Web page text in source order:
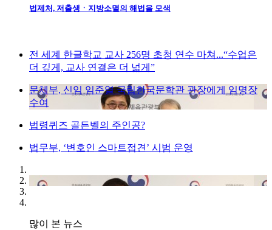
법제처, 저출생ㆍ지방소멸의 해법을 모색
전 세계 한글학교 교사 256명 초청 연수 마쳐...“수업은
더 깊게, 교사 연결은 더 넓게”
문체부, 신임 임준열 국립한국문학관 관장에게 임명장
수여
법령퀴즈 골든벨의 주인공?
법무부, ‘변호인 스마트접견’ 시범 운영
많이 본 뉴스